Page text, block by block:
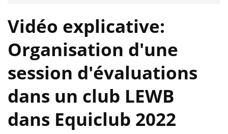
Vidéo explicative:
Organisation d'une
session d'évaluations
dans un club LEWB
dans Equiclub 2022